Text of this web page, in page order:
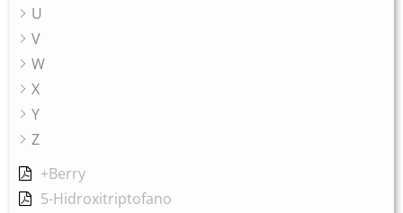
U
V
W
X
Y
Z
+Berry
5-Hidroxitriptofano